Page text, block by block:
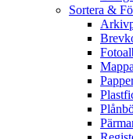
Sortera &